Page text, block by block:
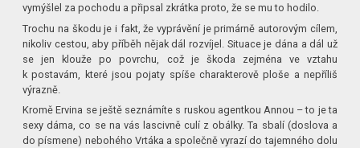
vymýšlel za pochodu a připsal zkrátka proto, že se mu to hodilo.
Trochu na škodu je i fakt, že vyprávění je primárně autorovým cílem,
nikoliv cestou, aby příběh nějak dál rozvíjel. Situace je dána a dál už
se jen klouže po povrchu, což je škoda zejména ve vztahu
k postavám, které jsou pojaty spíše charakterově ploše a nepříliš
výrazně.
Kromě Ervina se ještě seznámíte s ruskou agentkou Annou – to je ta
sexy dáma, co se na vás lascivně culí z obálky. Ta sbalí (doslova a
do písmene) nebohého Vrtáka a společně vyrazí do tajemného dolu